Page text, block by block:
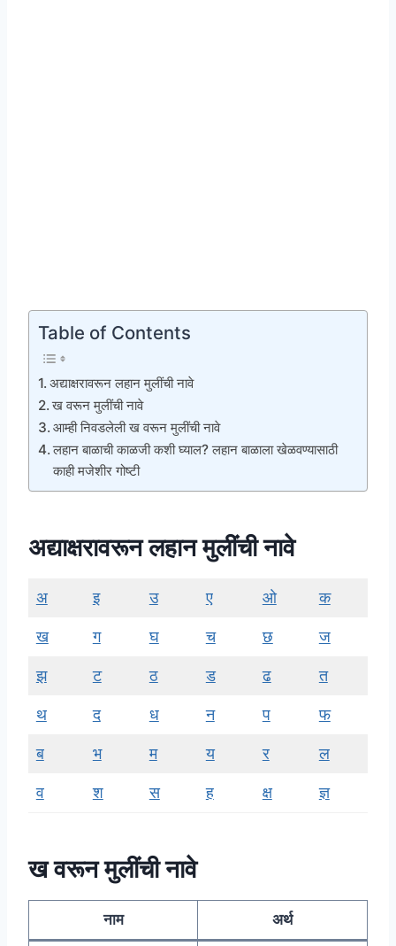
Table of Contents
अद्याक्षरावरून लहान मुलींची नावे
ख वरून मुलींची नावे
आम्ही निवडलेली ख वरून मुलींची नावे
लहान बाळाची काळजी कशी घ्याल? लहान बाळाला खेळवण्यासाठी
काही मजेशीर गोष्टी
अद्याक्षरावरून लहान मुलींची नावे
अ इ उ ए ओ क
ख ग घ च छ ज
झ ट ठ ड ढ त
थ द ध न प फ
ब भ म य र ल
व श स ह क्ष ज्ञ
ख वरून मुलींची नावे
नाम अर्थ